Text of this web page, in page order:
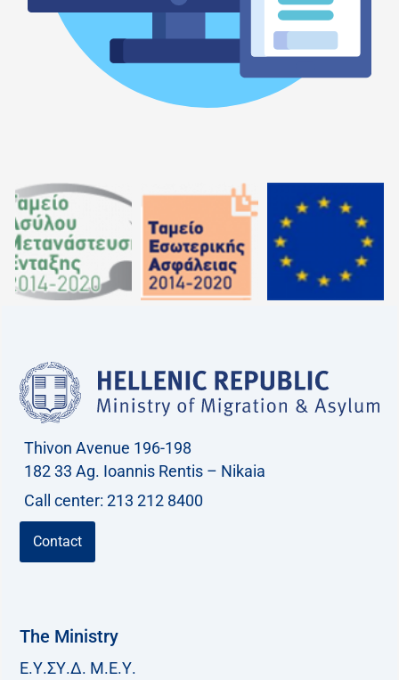
Thivon Avenue 196-198
182 33 Ag. Ioannis Rentis – Nikaia
Call center: 213 212 8400
Contact
The Ministry
Ε.Υ.ΣΥ.Δ. Μ.Ε.Υ.